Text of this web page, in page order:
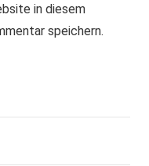
in diesem
speichern.